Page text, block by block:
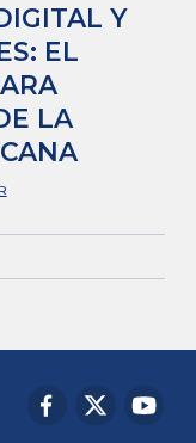
Y
EL
LA